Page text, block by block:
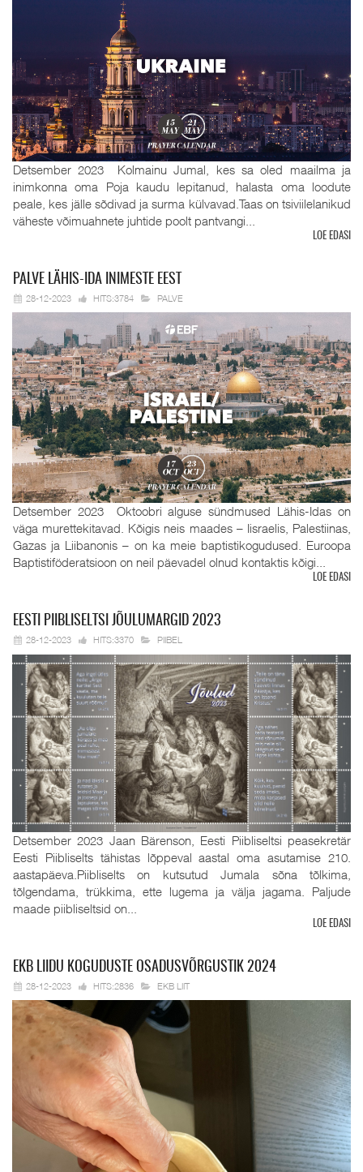
Detsember 2023 Kolmainu Jumal, kes sa oled maailma ja
inimkonna oma Poja kaudu lepitanud, halasta oma loodute
peale, kes jälle sõdivad ja surma külvavad.Taas on tsiviilelanikud
väheste võimuahnete juhtide poolt pantvangi...
LOE EDASI
PALVE LÄHIS-IDA INIMESTE EEST
28-12-2023 HITS:3784 PALVE
Detsember 2023 Oktoobri alguse sündmused Lähis-Idas on
väga murettekitavad. Kõigis neis maades – Iisraelis, Palestiinas,
Gazas ja Liibanonis – on ka meie baptistikogudused. Euroopa
Baptistiföderatsioon on neil päevadel olnud kontaktis kõigi...
LOE EDASI
EESTI PIIBLISELTSI JÕULUMARGID 2023
28-12-2023 HITS:3370 PIIBEL
Detsember 2023 Jaan Bärenson, Eesti Piibliseltsi peasekretär
Eesti Piibliselts tähistas lõppeval aastal oma asutamise 210.
aastapäeva.Piibliselts on kutsutud Jumala sõna tõlkima,
tõlgendama, trükkima, ette lugema ja välja jagama. Paljude
maade piibliseltsid on...
LOE EDASI
EKB LIIDU KOGUDUSTE OSADUSVÕRGUSTIK 2024
28-12-2023 HITS:2836 EKB LIIT